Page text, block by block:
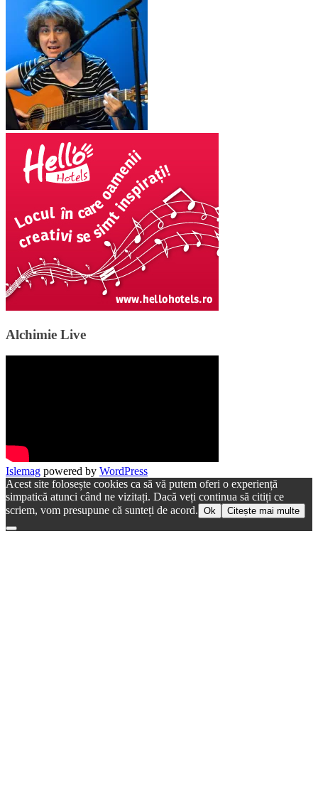
Alchimie Live
Islemag powered by WordPress
Acest site folosește cookies ca să vă putem oferi o experiență
simpatică atunci când ne vizitați. Dacă veți continua să citiți ce
scriem, vom presupune că sunteți de acord. Ok Citește mai multe